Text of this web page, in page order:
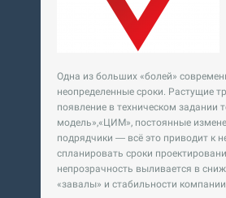
Одна из больших «болей»
неопределенные сроки. Растущие
появление в техническом задании
модель»,«ЦИМ», постоянные
подрядчики — всё это приводит к
спланировать сроки
непрозрачность выливается в
«завалы» и стабильности